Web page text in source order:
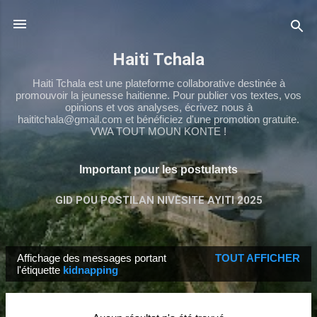
Haiti Tchala
Haiti Tchala est une plateforme collaborative destinée à
promouvoir la jeunesse haitienne. Pour publier vos textes, vos
opinions et vos analyses, écrivez nous à
haititchala@gmail.com et bénéficiez d'une promotion gratuite.
VWA TOUT MOUN KONTE !
Important pour les postulants
GID POU POSTILAN NIVÈSITE AYITI 2025
TCHALA NS4 PLUS… TCHALA 9ÈME
M
e
Affichage des messages portant
l'étiquette kidnapping
TOUT AFFICHER